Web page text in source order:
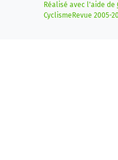
Réalisé avec l'aide de
CyclismeRevue 2005-